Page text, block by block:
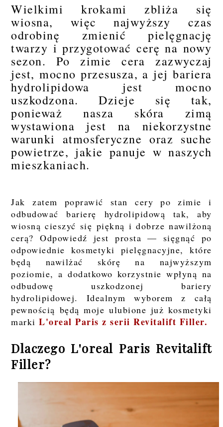
Wielkimi krokami zbliża się
wiosna, więc najwyższy czas
odrobinę zmienić pielęgnację
twarzy i przygotować cerę na nowy
sezon. Po zimie cera zazwyczaj
jest, mocno przesusza, a jej bariera
hydrolipidowa jest mocno
uszkodzona. Dzieje się tak,
ponieważ nasza skóra zimą
wystawiona jest na niekorzystne
warunki atmosferyczne oraz suche
powietrze, jakie panuje w naszych
mieszkaniach.
Jak zatem poprawić stan cery po zimie i
odbudować barierę hydrolipidową tak, aby
wiosną cieszyć się piękną i dobrze nawilżoną
cerą? Odpowiedź jest prosta — sięgnąć po
odpowiednie kosmetyki pielęgnacyjne, które
będą nawilżać skórę na najwyższym
poziomie, a dodatkowo korzystnie wpłyną na
odbudowę uszkodzonej bariery
hydrolipidowej. Idealnym wyborem z całą
pewnością będą moje ulubione już kosmetyki
markiL'oreal Paris z serii Revitalift Filler.
Dlaczego L'oreal Paris Revitalift
Filler?